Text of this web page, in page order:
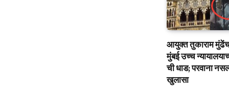
आयुक्त तुकाराम
मुंबई उच्च
ची धाड; परवाना
खुलासा